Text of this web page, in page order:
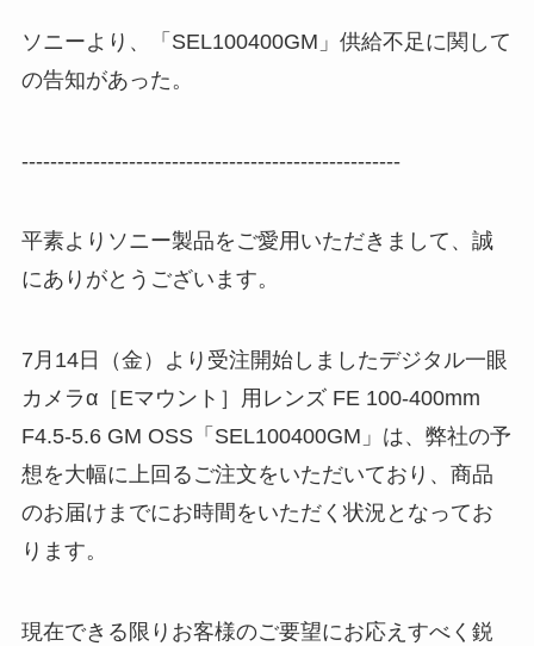
ソニーより、「SEL100400GM」供給不足に関して
の告知があった。
-----------------------------------------------------
平素よりソニー製品をご愛用いただきまして、誠
にありがとうございます。
7月14日（金）より受注開始しましたデジタル一眼
カメラα［Eマウント］用レンズ FE 100-400mm
F4.5-5.6 GM OSS「SEL100400GM」は、弊社の予
想を大幅に上回るご注文をいただいており、商品
のお届けまでにお時間をいただく状況となってお
ります。
現在できる限りお客様のご要望にお応えすべく鋭